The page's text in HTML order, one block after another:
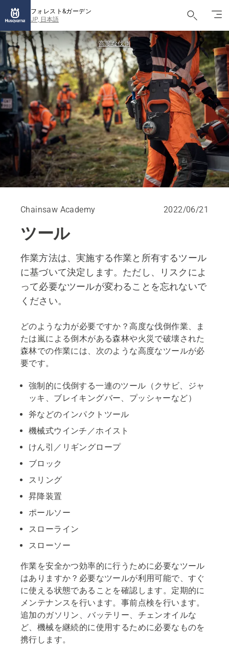
フォレスト&ガーデン
JP, 日本語
高度な伐倒
Chainsaw Academy 2022/06/21
ツール
作業方法は、実施する作業と所有するツール
に基づいて決定します。ただし、リスクによ
って必要なツールが変わることを忘れないで
ください。
どのような力が必要ですか？高度な伐倒作業、ま
たは嵐による倒木がある森林や火災で破壊された
森林での作業には、次のような高度なツールが必
要です。
強制的に伐倒する一連のツール（クサビ、ジャ
ッキ、ブレイキングバー、プッシャーなど）
斧などのインパクトツール
機械式ウインチ／ホイスト
けん引／リギングロープ
ブロック
スリング
昇降装置
ポールソー
スローライン
スローソー
作業を安全かつ効率的に行うために必要なツール
はありますか？必要なツールが利用可能で、すぐ
に使える状態であることを確認します。定期的に
メンテナンスを行います。事前点検を行います。
追加のガソリン、バッテリー、チェンオイルな
ど、機械を継続的に使用するために必要なものを
携行します。